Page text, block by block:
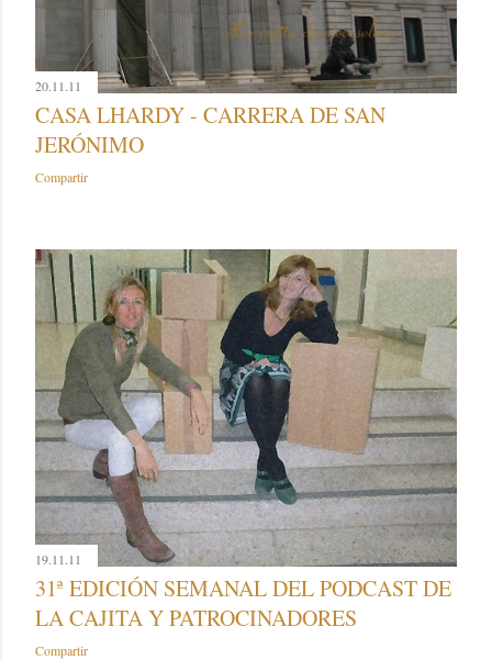
20.11.11
CASA LHARDY - CARRERA DE SAN
JERÓNIMO
Compartir
19.11.11
31ª EDICIÓN SEMANAL DEL PODCAST DE
LA CAJITA Y PATROCINADORES
Compartir